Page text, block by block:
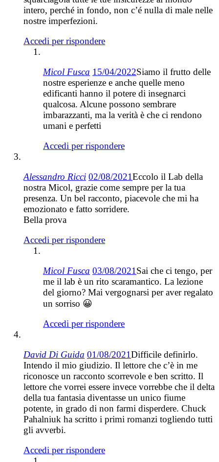
intero, perché in fondo, non c’é nulla di male nelle
nostre imperfezioni.
Accedi per rispondere
Micol Fusca 15/04/2022Siamo il frutto delle
nostre esperienze e anche quelle meno
edificanti hanno il potere di insegnarci
qualcosa. Alcune possono sembrare
imbarazzanti, ma la verità è che ci rendono
umani e perfetti
Accedi per rispondere
Alessandro Ricci 02/08/2021Eccolo il Lab della
nostra Micol, grazie come sempre per la tua
presenza. Un bel racconto, piacevole che mi ha
emozionato e fatto sorridere.
Bella prova
Accedi per rispondere
Micol Fusca 03/08/2021 Sai che ci tengo, per
me il lab è un rito scaramantico. La lezione
del giorno? Mai vergognarsi per aver regalato
un sorriso 😀
Accedi per rispondere
David Di Guida 01/08/2021Difficile definirlo.
Intendo il mio giudizio. Il lettore che c’è in me
riconosce un racconto scorrevole e ben scritto. Il
lettore che vorrei essere invece vorrebbe che il delta
della tua fantasia diventasse un unico fiume
potente, in grado di non farmi disperdere. Chuck
Pahalniuk ha scritto i primi romanzi togliendo tutti
gli avverbi.
Accedi per rispondere